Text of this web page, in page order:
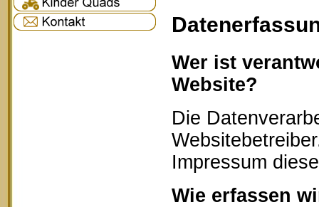
Wer ist
Website?
Die
Impressum
Wie erfassen